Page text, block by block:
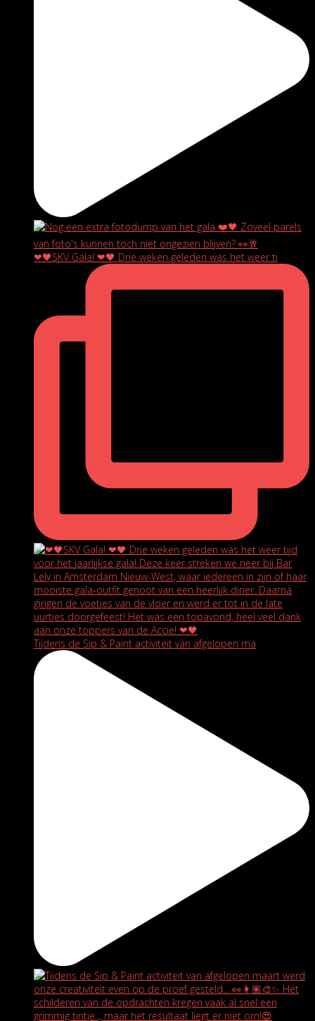
❤🖤SKV Gala! ❤🖤 Drie weken geleden was het weer ti
Tijdens de Sip & Paint activiteit van afgelopen ma